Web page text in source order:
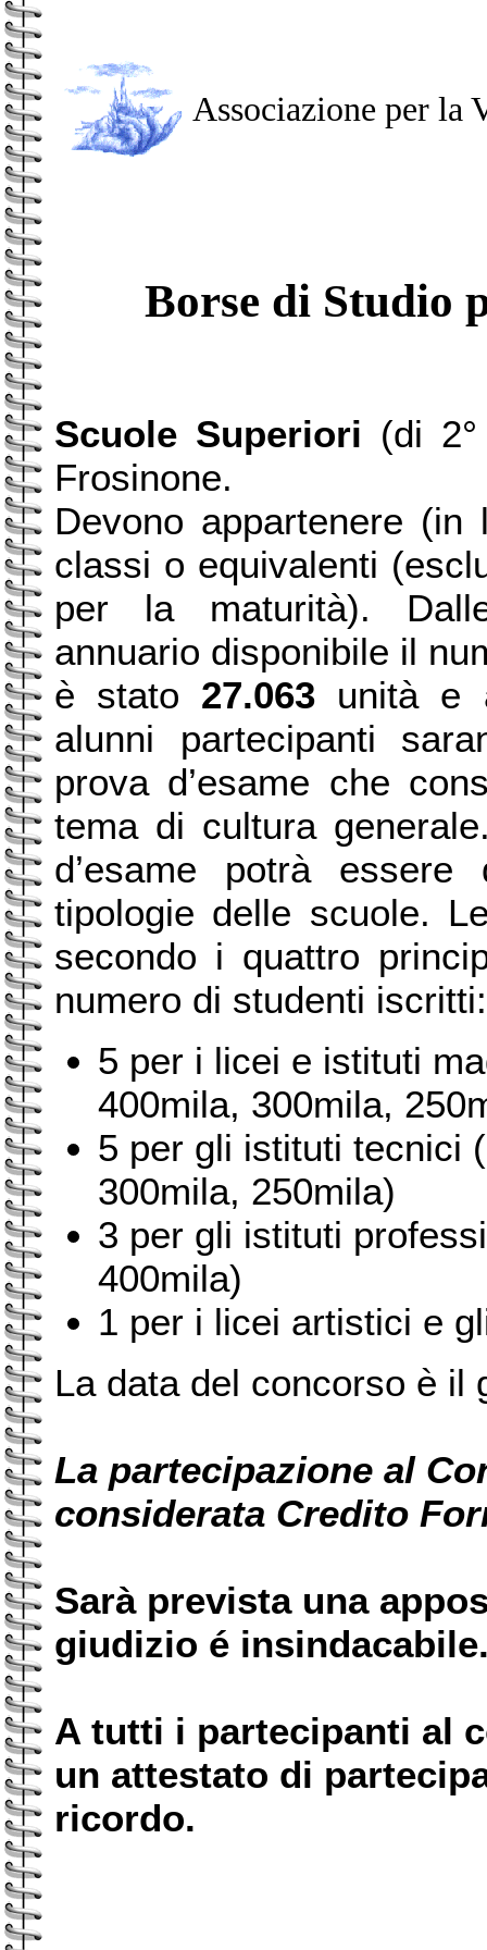
Associazione per la
Borse di Studio
Scuole Superiori (di
Frosinone.
Devono appartenere
classi o equivalenti
per la maturità).
annuario disponibile il
è stato 27.063 unità e
alunni partecipanti
prova d’esame che
tema di cultura
d’esame potrà
tipologie delle scuole.
secondo i quattro
numero di studenti iscritti:
5 per i licei e istituti
400mila, 300mila,
5 per gli istituti tecnici
300mila, 250mila)
3 per gli istituti
400mila)
1 per i licei artistici e
La data del concorso è il
La partecipazione al
considerata Credito
Sarà prevista una
giudizio é
A tutti i partecipanti al
un attestato di
ricordo.